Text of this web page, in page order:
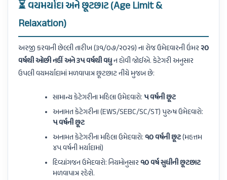
⏳ વયમર્યાદા અને છૂટછાટ (Age Limit &
Relaxation)
અરજી કરવાની છેલ્લી તારીખ (૩૧/૦૭/૨૦૨૬) ના રોજ ઉમેદવારની ઉંમર૨૦
વર્ષથી ઓછી નહીં અને ૩૫ વર્ષથી વધુન હોવી જોઈએ. કેટેગરી અનુસાર
ઉપલી વયમર્યાદામાં મળવાપાત્ર છૂટછાટ નીચે મુજબ છે:
સામાન્ય કેટેગરીના મહિલા ઉમેદવારો:૫ વર્ષની છૂટ
અનામત કેટેગરીના (EWS/SEBC/SC/ST) પુરુષ ઉમેદવારો:
૫ વર્ષની છૂટ
અનામત કેટેગરીના મહિલા ઉમેદવારો:૧૦ વર્ષની છૂટ(મહત્તમ
૪૫ વર્ષની મર્યાદામાં)
દિવ્યાંગજન ઉમેદવારો: નિયમોનુસાર૧૦ વર્ષ સુધીની છૂટછાટ
મળવાપાત્ર રહેશે.